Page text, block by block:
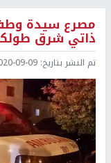
ذاتي شرق
تم النشر بتاريخ: 09-09 19:44